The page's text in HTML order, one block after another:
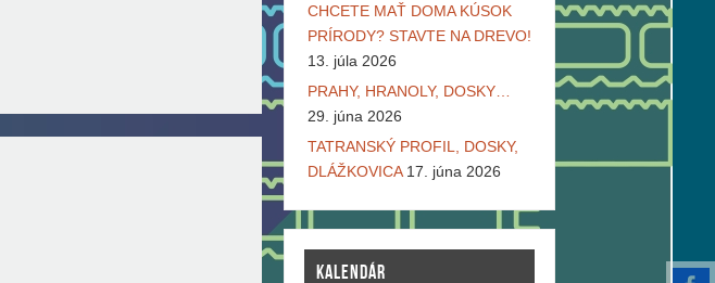
CHCETE MAŤ DOMA KÚSOK
PRÍRODY? STAVTE NA DREVO!
13. júla 2026
PRAHY, HRANOLY, DOSKY…
29. júna 2026
TATRANSKÝ PROFIL, DOSKY,
DLÁŽKOVICA 17. júna 2026
KALENDÁR